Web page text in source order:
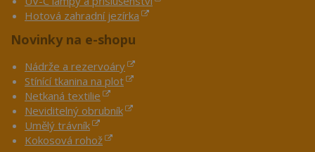
Hotová zahradní jezírka
Novinky na e-shopu
Nádrže a rezervoáry
Stínící tkanina na plot
Netkaná textilie
Neviditelný obrubník
Umělý trávník
Kokosová rohož